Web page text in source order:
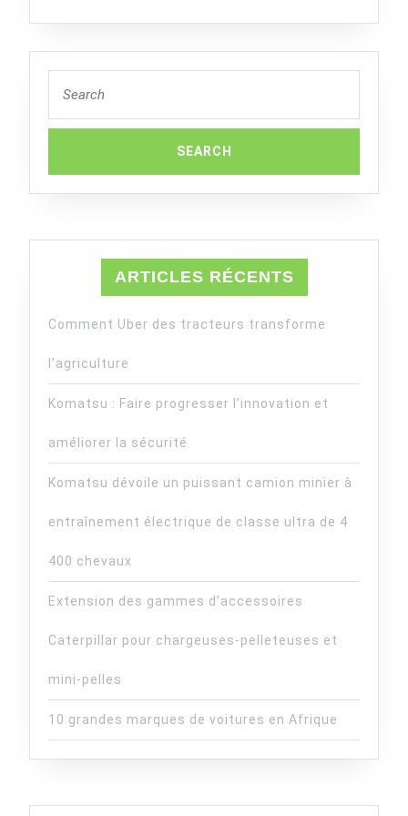
for:
ARTICLES RÉCENTS
Comment Uber des tracteurs transforme
l’agriculture
Komatsu : Faire progresser l’innovation et
améliorer la sécurité
Komatsu dévoile un puissant camion minier à
entraînement électrique de classe ultra de 4
400 chevaux
Extension des gammes d’accessoires
Caterpillar pour chargeuses-pelleteuses et
mini-pelles
10 grandes marques de voitures en Afrique